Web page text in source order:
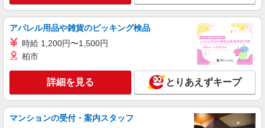
アパレル用品や雑貨のピッキング検品
時給 1,200円〜1,500円
柏市
詳細を見る とりあえずキープ
マンションの受付・案内スタッフ